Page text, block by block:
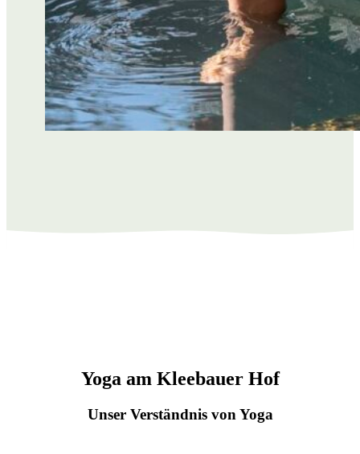
Yoga am Kleebauer Hof
Unser Verständnis von Yoga